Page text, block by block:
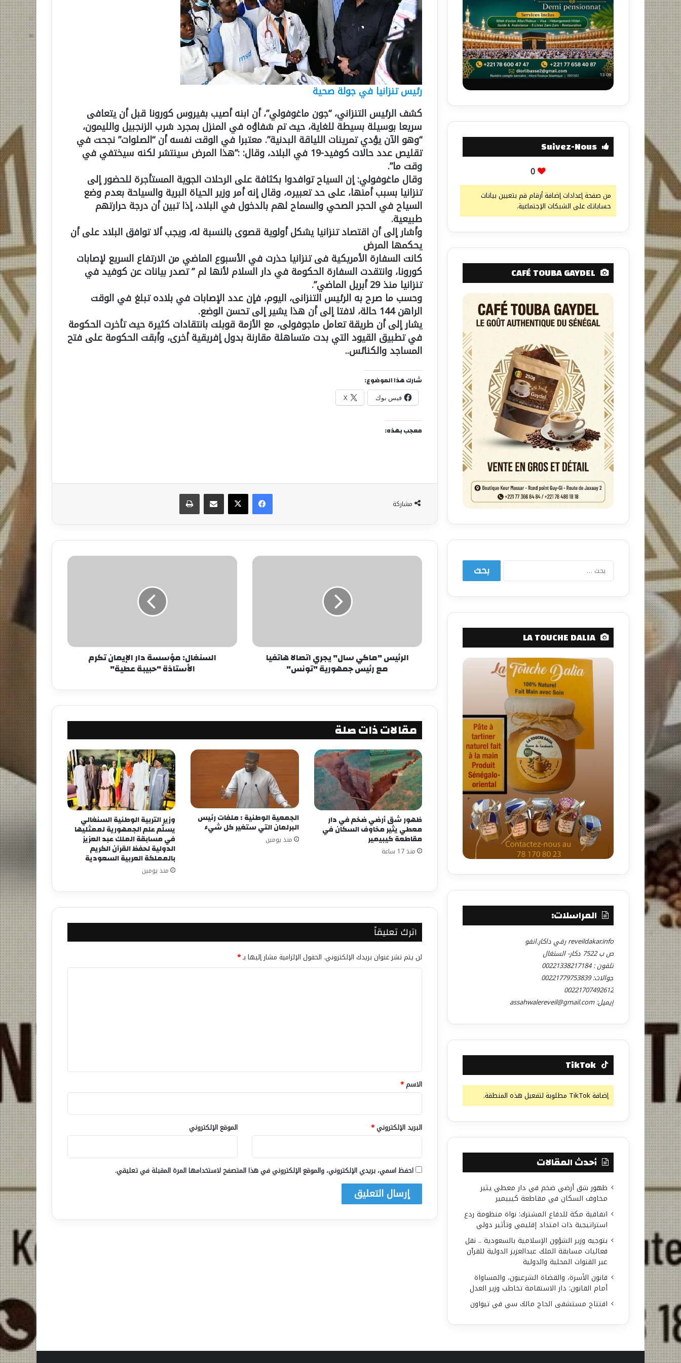
رئيس تنزانيا في جولة صحية
كشف الرئيس التنزاني، “جون ماغوفولي”، أن ابنه أصيب بفيروس كورونا قبل أن يتعافى
سريعا بوسيلة بسيطة للغاية، حيث تم شفاؤه في المنزل بمجرد شرب الزنجبيل والليمون،
“وهو الآن يؤدي تمرينات اللياقة البدنية”. معتبرا في الوقت نفسه أن “الصلوات” نجحت في
تقليص عدد حالات كوفيد-19 في البلاد، وقال: :”هذا المرض سينتشر لكنه سيختفي في
وقت ما”.
وقال ماغوفولي: إن السياح توافدوا بكثافة على الرحلات الجوية المستأجرة للحضور إلى
تنزانيا بسبب أمنها، على حد تعبيره، وقال إنه أمر وزير الحياة البرية والسياحة بعدم وضع
السياح في الحجر الصحي والسماح لهم بالدخول في البلاد، إذا تبين أن درجة حرارتهم
طبيعية.
وأشار إلى أن اقتصاد تنزانيا يشكل أولوية قصوى بالنسبة له، ويجب ألا توافق البلاد على أن
يحكمها المرض
كانت السفارة الأمريكية فى تنزانيا حذرت في الأسبوع الماضي من الارتفاع السريع لإصابات
كورونا، وانتقدت السفارة الحكومة في دار السلام لأنها لم ” تصدر بيانات عن كوفيد في
تنزانيا منذ 29 أبريل الماضي”.
وحسب ما صرح به الرئيس التنزانى، اليوم، فإن عدد الإصابات في بلاده تبلغ في الوقت
الراهن 144 حالة، لافتا إلى أن هذا يشير إلى تحسن الوضع.
يشار إلى أن طريقة تعامل ماجوفولى، مع الأزمة قوبلت بانتقادات كثيرة حيث تأخرت الحكومة
في تطبيق القيود التي بدت متساهلة مقارنة بدول إفريقية أخرى، وأبقت الحكومة على فتح
المساجد والكنائس..
شارك هذا الموضوع:
فيس بوك X
معجب بهذه:
مشاركة
فيسبوكX مشاركة عبر البريد طباعة
الرئيس "ماكي سال" يجري اتصالا هاتفيا
مع رئيس جمهورية "تونس"
السنغال: مؤسسة دار الإيمان تكرم
الأستاذة "حبيبة عطية"
مقالات ذات صلة
ظهور شق أرضي ضخم في دار
معطي يثير مخاوف السكان في
مقاطعة كيبيمير
منذ 17 ساعة
الجمعية الوطنية : ملفات رئيس
البرلمان التي ستغير كل شيء
منذ يومين
وزير التربية الوطنية السنغالي
يسلّم علم الجمهورية لممثليها
في مسابقة الملك عبد العزيز
الدولية لحفظ القرآن الكريم
بالمملكة العربية السعودية
منذ يومين
اترك تعليقاً
لن يتم نشر عنوان بريدك الإلكتروني. الحقول الإلزامية مشار إليها بـ*
*
الاسم*
البريد الإلكتروني* الموقع الإلكتروني
احفظ اسمي، بريدي الإلكتروني، والموقع الإلكتروني في هذا المتصفح لاستخدامها المرة المقبلة في تعليقي.
Suivez-Nous
0
من صفحة إعدادات إضافة أرقام قم بتعيين بيانات
حساباتك على الشبكات الإجتماعية.
CAFÉ TOUBA GAYDEL
البحث
LA TOUCHE DALIA
المراسلات:
reveildakar.info رفي داكار.انفو
ص ب 7522 دكار- السنغال
تلفون : 00221338217184
جوالات: 00221779753839
00221707492612
إيميل: assahwalereveil@gmail.com
TikTok
إضافة TikTok مطلوبة لتفعيل هذه المنطقة.
أحدث المقالات
ظهور شق أرضي ضخم في دار معطي يثير
مخاوف السكان في مقاطعة كيبيمير
اتفاقية مكة للدفاع المشترك: نواة منظومة ردع
استراتيجية ذات امتداد إقليمي وتأثير دولي
بتوجيه وزير الشؤون الإسلامية بالسعودية .. نقل
فعاليات مسابقة الملك عبدالعزيز الدولية للقرآن
عبر القنوات المحلية والدولية
قانون الأسرة، والقضاة الشرعيون، والمساواة
أمام القانون: دار الاستقامة تخاطب وزير العدل
افتتاح مستشفى الحاج مالك سي في تيواون